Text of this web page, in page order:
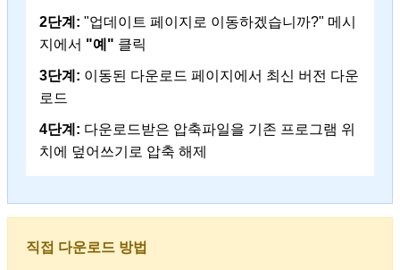
2단계: "업데이트 페이지로 이동하겠습니까?" 메시
지에서 "예" 클릭
3단계: 이동된 다운로드 페이지에서 최신 버전 다운
로드
4단계: 다운로드받은 압축파일을 기존 프로그램 위
치에 덮어쓰기로 압축 해제
직접 다운로드 방법